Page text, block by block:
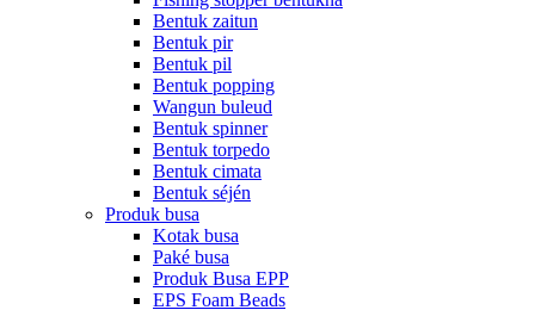
Bentuk zaitun
Bentuk pir
Bentuk pil
Bentuk popping
Wangun buleud
Bentuk spinner
Bentuk torpedo
Bentuk cimata
Bentuk séjén
Produk busa
Kotak busa
Paké busa
Produk Busa EPP
EPS Foam Beads